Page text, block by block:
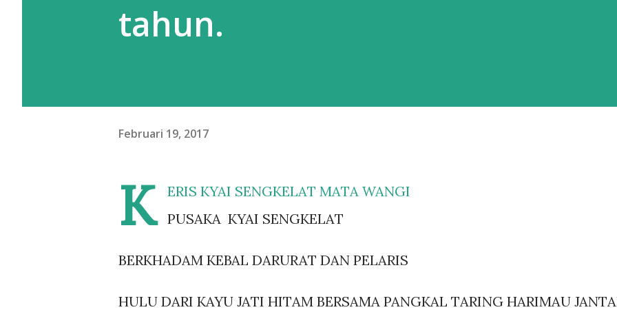
tahun.
Februari 19, 2017
K
ERIS KYAI SENGKELAT MATA WANGI
PUSAKA KYAI SENGKELAT
BERKHADAM KEBAL DARURAT DAN PELARIS
HULU DARI KAYU JATI HITAM BERSAMA PANGKAL TARING HARIMAU